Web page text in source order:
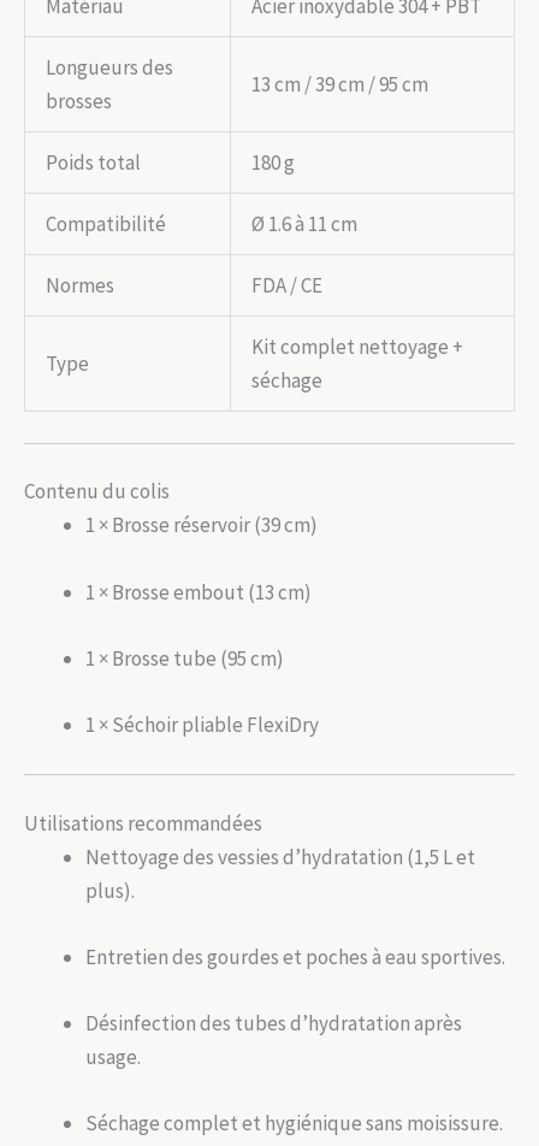
Matériau Acier inoxydable 304 + PBT
Longueurs des
brosses
13 cm / 39 cm / 95 cm
Poids total 180 g
Compatibilité Ø 1.6 à 11 cm
Normes FDA / CE
Type
Kit complet nettoyage +
séchage
Contenu du colis
1 × Brosse réservoir (39 cm)
1 × Brosse embout (13 cm)
1 × Brosse tube (95 cm)
1 × Séchoir pliable FlexiDry
Utilisations recommandées
Nettoyage des vessies d’hydratation (1,5 L et
plus).
Entretien des gourdes et poches à eau sportives.
Désinfection des tubes d’hydratation après
usage.
Séchage complet et hygiénique sans moisissure.